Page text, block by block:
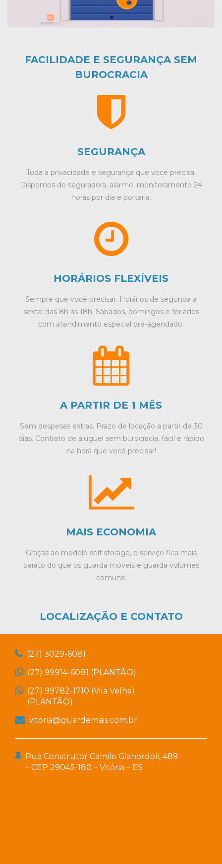
FACILIDADE E SEGURANÇA SEM
BUROCRACIA
SEGURANÇA
Toda a privacidade e segurança que você precisa.
Dispomos de seguradora, alarme, monitoramento 24
horas por dia e portaria.
HORÁRIOS FLEXÍVEIS
Sempre que você precisar. Horários de segunda a
sexta: das 8h às 18h. Sábados, domingos e feriados
com atendimento especial pré-agendado.
A PARTIR DE 1 MÊS
Sem despesas extras. Prazo de locação a partir de 30
dias. Contrato de aluguel sem burocracia, fácil e rápido
na hora que você precisar!
MAIS ECONOMIA
Graças ao modelo self storage, o serviço fica mais
barato do que os guarda móveis e guarda volumes
comuns!
LOCALIZAÇÃO E CONTATO
(27) 3029-6081
(27) 99914-6081 (PLANTÃO)
(27) 99782-1710 (Vila Velha)
(PLANTÃO)
vitoria@guardemais.com.br
Rua Construtor Camilo Gianordoli, 489
– CEP 29045-180 – Vitória – ES